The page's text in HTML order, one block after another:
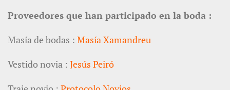
Proveedores que han participado en la boda :
Masía de bodas : Masía Xamandreu
Vestido novia : Jesús Peiró